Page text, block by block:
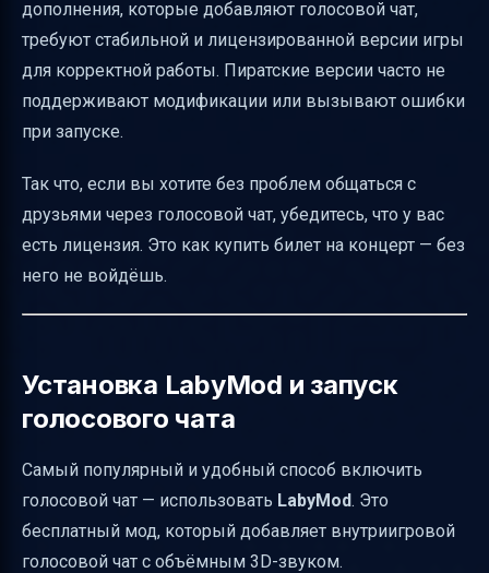
Пример сценария использования
Версии Minecraft и их особенности
Как структурировать контент для
копирайтера
Как избежать перегрузки техническими
Безопасная практика скачивания и
установки
Полезные ссылки
дополнения, которые добавляют голосовой чат,
требуют стабильной и лицензированной версии игры
для корректной работы. Пиратские версии часто не
поддерживают модификации или вызывают ошибки
при запуске.
Так что, если вы хотите без проблем общаться с
друзьями через голосовой чат, убедитесь, что у вас
есть лицензия. Это как купить билет на концерт — без
него не войдёшь.
Установка LabyMod и запуск
голосового чата
Самый популярный и удобный способ включить
голосовой чат — использовать LabyMod. Это
бесплатный мод, который добавляет внутриигровой
голосовой чат с объёмным 3D-звуком.